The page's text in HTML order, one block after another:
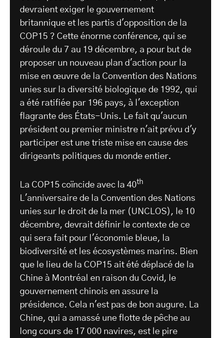
devraient exiger le gouvernement
britannique et les partis d'opposition de la
COP15 ? Cette énorme conférence, qui se
déroule du 7 au 19 décembre, a pour but de
proposer un nouveau plan d'action pour la
mise en œuvre de la Convention des Nations
unies sur la diversité biologique de 1992, qui
a été ratifiée par 196 pays, à l'exception
flagrante des États-Unis. Le fait qu'aucun
président ou premier ministre n'ait prévu d'y
participer est une triste mise en cause des
dirigeants politiques du monde entier.
La COP15 coïncide avec la 40th
L'anniversaire de la Convention des Nations
unies sur le droit de la mer (UNCLOS), le 10
décembre, devrait définir le contexte de ce
qui sera fait pour l'économie bleue, la
biodiversité et les écosystèmes marins. Bien
que le lieu de la COP15 ait été déplacé de la
Chine à Montréal en raison du Covid, le
gouvernement chinois en assure la
présidence. Cela n'est pas de bon augure. La
Chine, qui a amassé une flotte de pêche au
long cours de 17 000 navires, est le pire